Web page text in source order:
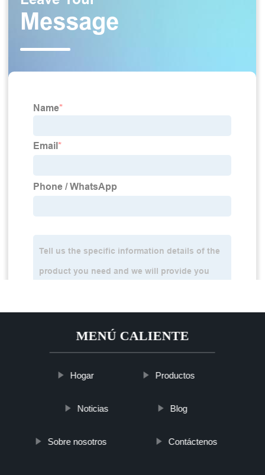
MENÚ CALIENTE
Hogar Productos
Noticias Blog
Sobre nosotros Contáctenos